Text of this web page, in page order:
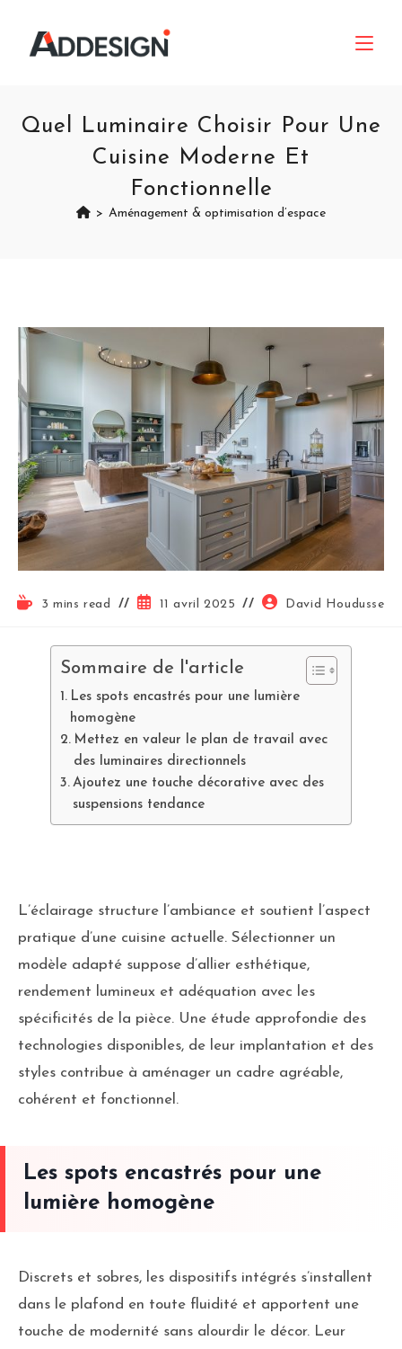
Quel Luminaire Choisir Pour Une
Cuisine Moderne Et
Fonctionnelle
> Aménagement & optimisation d’espace
3 mins read 11 avril 2025 David Houdusse
Sommaire de l'article
Les spots encastrés pour une lumière
homogène
Mettez en valeur le plan de travail avec
des luminaires directionnels
Ajoutez une touche décorative avec des
suspensions tendance
L’éclairage structure l’ambiance et soutient l’aspect
pratique d’une cuisine actuelle. Sélectionner un
modèle adapté suppose d’allier esthétique,
rendement lumineux et adéquation avec les
spécificités de la pièce. Une étude approfondie des
technologies disponibles, de leur implantation et des
styles contribue à aménager un cadre agréable,
cohérent et fonctionnel.
Les spots encastrés pour une
lumière homogène
Discrets et sobres, les dispositifs intégrés s’installent
dans le plafond en toute fluidité et apportent une
touche de modernité sans alourdir le décor. Leur